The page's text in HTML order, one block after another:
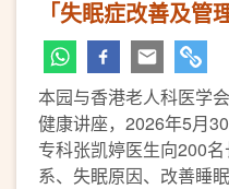
「失眠症改善及管
本园与香港老人科医学
健康讲座，2026年5月
专科张凯婷医生向200
系、失眠原因、改善睡